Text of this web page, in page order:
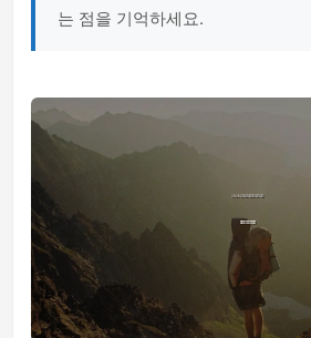
는 점을 기억하세요.